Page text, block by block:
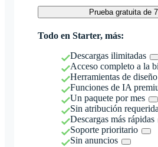
Prueba gratuita de
Todo en Starter, más:
Descargas ilimitadas
Acceso completo a la
Herramientas de
Funciones de IA
Un paquete por mes
Sin atribución requerida
Descargas más rápidas
Soporte prioritario
Sin anuncios